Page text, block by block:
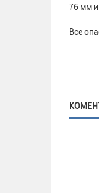
76 мм
Все